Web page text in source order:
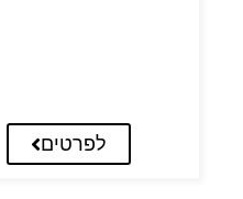
לפרטים